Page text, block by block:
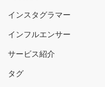
インスタグラマー
インフルエンサー
サービス紹介
タグ